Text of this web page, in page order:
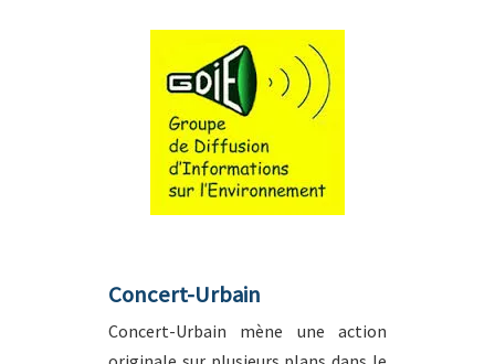
Concert-Urbain
Concert-Urbain mène une action